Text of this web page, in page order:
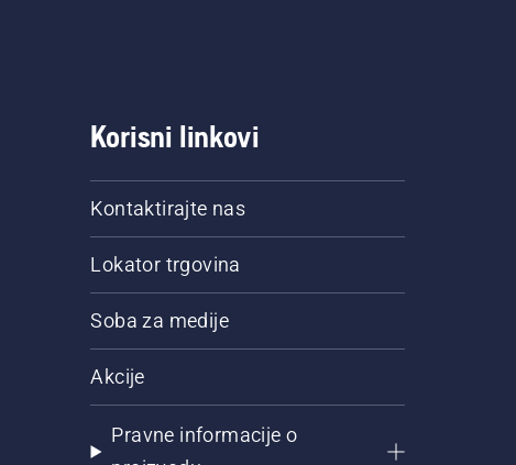
Korisni linkovi
Kontaktirajte nas
Lokator trgovina
Soba za medije
Akcije
Pravne informacije o